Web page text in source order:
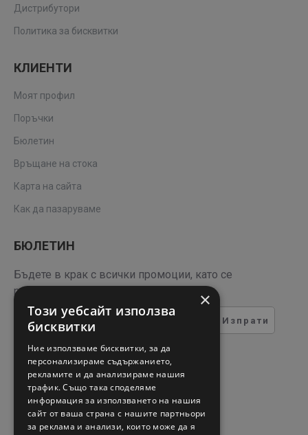
Дистрибутори
Политика за бисквитки
КЛИЕНТИ
Моят профил
Поръчки
Бюлетин
Връщане на стока
Карта на сайта
Как да пазаруваме
БЮЛЕТИН
Бъдете в крак с всички промоции, като се
регистрирате за нашия бюлетин
Изпрати
ТЕСТ ЗА СИГУРНОСТ
Въведете кода в полето
отдолу
×
Този уебсайт използва
бисквитки
Ние използваме бисквитки, за да
персонализираме съдържанието,
рекламите и да анализираме нашия
трафик. Също така споделяме
информация за използването на нашия
сайт от ваша страна с нашите партньори
за реклама и анализи, които може да я